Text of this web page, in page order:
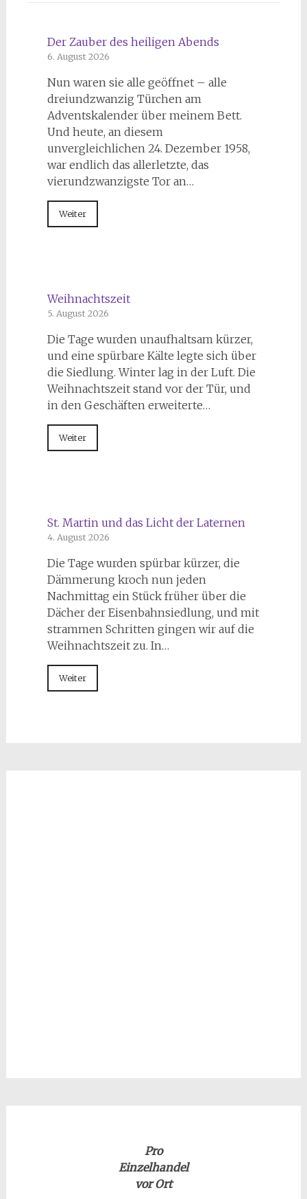
Der Zauber des heiligen Abends
6. August 2026
Nun waren sie alle geöffnet – alle
dreiundzwanzig Türchen am
Adventskalender über meinem Bett.
Und heute, an diesem
unvergleichlichen 24. Dezember 1958,
war endlich das allerletzte, das
vierundzwanzigste Tor an…
Weiter
Weihnachtszeit
5. August 2026
Die Tage wurden unaufhaltsam kürzer,
und eine spürbare Kälte legte sich über
die Siedlung. Winter lag in der Luft. Die
Weihnachtszeit stand vor der Tür, und
in den Geschäften erweiterte…
Weiter
St. Martin und das Licht der Laternen
4. August 2026
Die Tage wurden spürbar kürzer, die
Dämmerung kroch nun jeden
Nachmittag ein Stück früher über die
Dächer der Eisenbahnsiedlung, und mit
strammen Schritten gingen wir auf die
Weihnachtszeit zu. In…
Weiter
Pro
Einzelhandel
vor Ort